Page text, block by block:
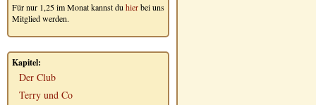
Für nur 1,25 im Monat kannst du hierbei uns
Mitglied werden.
Kapitel:
Der Club
Terry und Co